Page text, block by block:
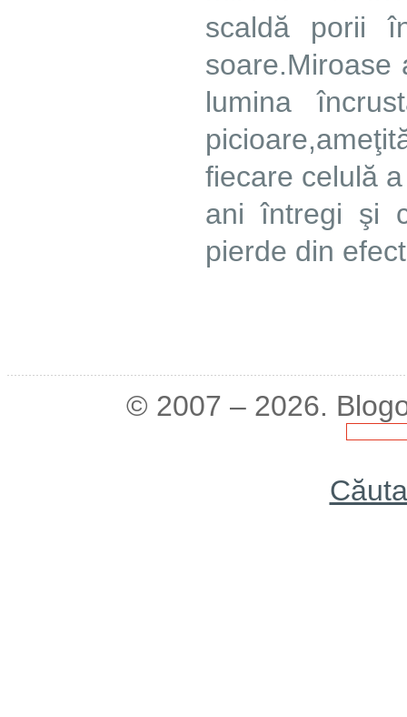
scaldă porii
lumina
fiecare celulă
ani întregi şi
pierde din
© 2007 – 2026.